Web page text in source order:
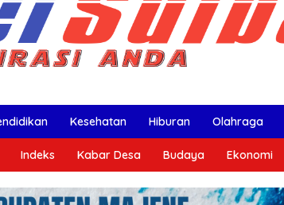
Kesehatan Hiburan Olahraga
Indeks Kabar Desa Budaya Ekonomi